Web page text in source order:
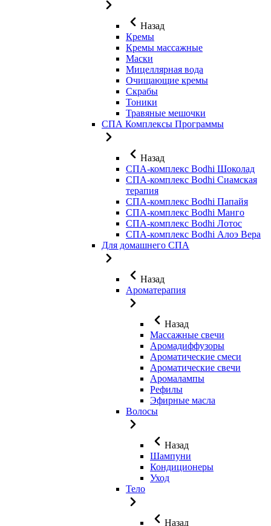
Назад
Кремы
Кремы массажные
Маски
Мицеллярная вода
Очищающие кремы
Скрабы
Тоники
Травяные мешочки
СПА Комплексы Программы
Назад
СПА-комплекс Bodhi Шоколад
СПА-комплекс Bodhi Сиамская
терапия
СПА-комплекс Bodhi Папайя
СПА-комплекс Bodhi Манго
СПА-комплекс Bodhi Лотос
СПА-комплекс Bodhi Алоэ Вера
Для домашнего СПА
Назад
Ароматерапия
Назад
Массажные свечи
Аромадиффузоры
Ароматические смеси
Ароматические свечи
Аромалампы
Рефилы
Эфирные масла
Волосы
Назад
Шампуни
Кондиционеры
Уход
Тело
Назад